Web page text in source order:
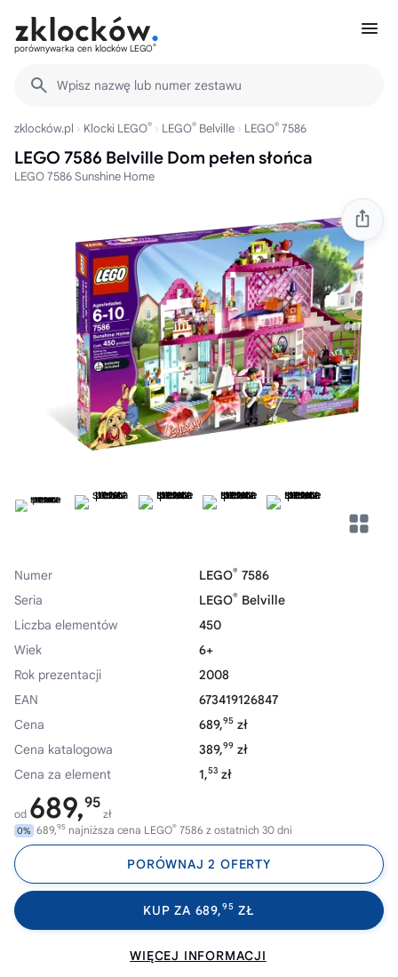
porównywarka cen klocków LEGO®
Wpisz nazwę lub numer zestawu
zklocków.pl Klocki LEGO® LEGO® Belville LEGO® 7586
LEGO 7586 Belville Dom pełen słońca
LEGO 7586 Sunshine Home
Numer LEGO® 7586
Seria
LEGO® Belville
Liczba elementów
450
Wiek
6+
Rok prezentacji
2008
EAN
673419126847
Cena
689,95 zł
Cena katalogowa
389,99 zł
Cena za element
1,53 zł
od 689,95
zł
0% 689,95 najniższa cena LEGO® 7586 z ostatnich 30 dni
PORÓWNAJ 2 OFERTY
KUP ZA 689,95 ZŁ
WIĘCEJ INFORMACJI